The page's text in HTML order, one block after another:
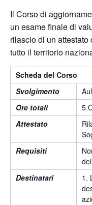
Il Corso di
un esame finale di
rilascio di un
tutto il territorio
Scheda del Corso
Svolgimento
Ore totali
5
Attestato
Requisiti
Destinatari
1.